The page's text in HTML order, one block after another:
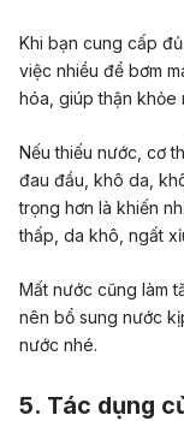
Khi bạn cung cấp
việc nhiều để bơm
hóa, giúp thận khỏe
Nếu thiếu nước, cơ
đau đầu, khô da,
trọng hơn là khiến
thấp, da khô, ngất
Mất nước cũng làm
nên bổ sung nước
nước nhé.
5. Tác dụng